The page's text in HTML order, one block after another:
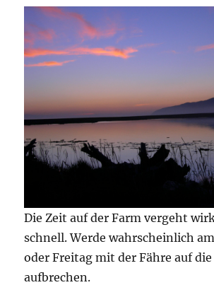
Die Zeit auf der Farm vergeht
schnell. Werde wahrscheinlich
oder Freitag mit der Fähre auf die
aufbrechen.